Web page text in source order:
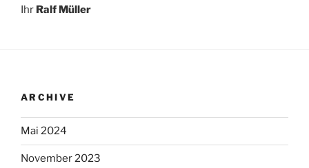
Ihr Ralf Müller
ARCHIVE
Mai 2024
November 2023